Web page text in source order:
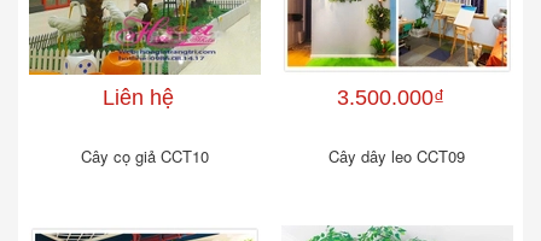
Liên hệ
Cây cọ giả CCT10
3.500.000₫
Cây dây leo CCT09